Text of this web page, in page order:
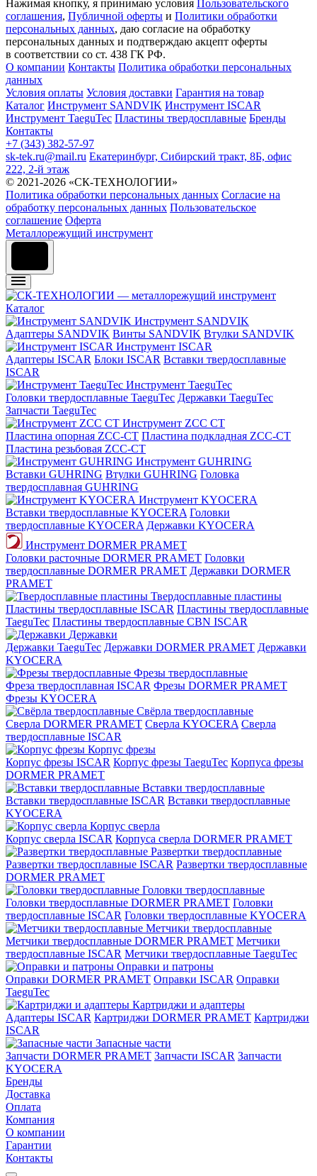
Нажимая кнопку, я принимаю условия Пользовательского
соглашения, Публичной оферты и Политики обработки
персональных данных, даю согласие на обработку
персональных данных и подтверждаю акцепт оферты
в соответствии со ст. 438 ГК РФ.
О компании Контакты Политика обработки персональных
данных
Условия оплаты Условия доставки Гарантия на товар
Каталог Инструмент SANDVIK Инструмент ISCAR
Инструмент TaeguTec Пластины твердосплавные Бренды
Контакты
+7 (343) 382-57-97
sk-tek.ru@mail.ru Екатеринбург, Сибирский тракт, 8Б, офис
222, 2-й этаж
© 2021-2026 «СК-ТЕХНОЛОГИИ»
Политика обработки персональных данных Согласие на
обработку персональных данных Пользовательское
соглашение Оферта
Металлорежущий инструмент
Каталог
Инструмент SANDVIK
Адаптеры SANDVIK Винты SANDVIK Втулки SANDVIK
Инструмент ISCAR
Адаптеры ISCAR Блоки ISCAR Вставки твердосплавные
ISCAR
Инструмент TaeguTec
Головки твердосплавные TaeguTec Державки TaeguTec
Запчасти TaeguTec
Инструмент ZCС CT
Пластина опорная ZCC-CT Пластина подкладная ZCC-CT
Пластина резьбовая ZCC-CT
Инструмент GUHRING
Вставки GUHRING Втулки GUHRING Головка
твердосплавная GUHRING
Инструмент KYOCERA
Вставки твердосплавные KYOCERA Головки
твердосплавные KYOCERA Державки KYOCERA
Инструмент DORMER PRAMET
Головки расточные DORMER PRAMET Головки
твердосплавные DORMER PRAMET Державки DORMER
PRAMET
Твердосплавные пластины
Пластины твердосплавные ISCAR Пластины твердосплавные
TaeguTec Пластины твердосплавные CBN ISCAR
Державки
Державки TaeguTec Державки DORMER PRAMET Державки
KYOCERA
Фрезы твердосплавные
Фреза твердосплавная ISCAR Фрезы DORMER PRAMET
Фрезы KYOCERA
Свёрла твердосплавные
Сверла DORMER PRAMET Сверла KYOCERA Сверла
твердосплавные ISCAR
Корпус фрезы
Корпус фрезы ISCAR Корпус фрезы TaeguTec Корпуса фрезы
DORMER PRAMET
Вставки твердосплавные
Вставки твердосплавные ISCAR Вставки твердосплавные
KYOCERA
Корпус сверла
Корпус сверла ISCAR Корпуса сверла DORMER PRAMET
Развертки твердосплавные
Развертки твердосплавные ISCAR Развертки твердосплавные
DORMER PRAMET
Головки твердосплавные
Головки твердосплавные DORMER PRAMET Головки
твердосплавные ISCAR Головки твердосплавные KYOCERA
Метчики твердосплавные
Метчики твердосплавные DORMER PRAMET Метчики
твердосплавные ISCAR Метчики твердосплавные TaeguTec
Оправки и патроны
Оправки DORMER PRAMET Оправки ISCAR Оправки
TaeguTec
Картриджи и адаптеры
Адаптеры ISCAR Картриджи DORMER PRAMET Картриджи
ISCAR
Запасные части
Запчасти DORMER PRAMET Запчасти ISCAR Запчасти
KYOCERA
Бренды
Доставка
Оплата
Компания
О компании
Гарантии
Контакты